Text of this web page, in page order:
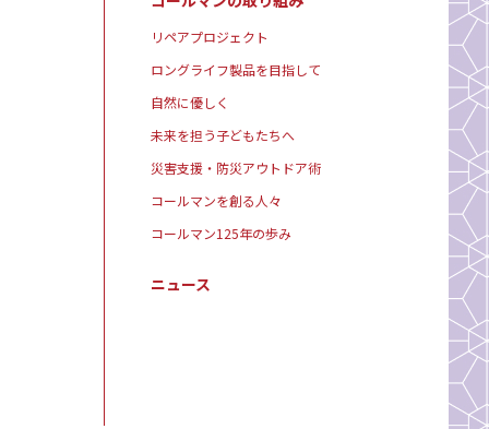
リペアプロジェクト
ロングライフ製品を目指して
自然に優しく
未来を担う子どもたちへ
災害支援・防災アウトドア術
コールマンを創る人々
コールマン125年の歩み
ニュース